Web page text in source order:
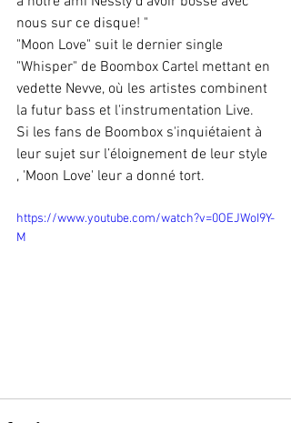
nous sur ce disque! "
"Moon Love" suit le dernier single
"Whisper" de Boombox Cartel mettant en
vedette Nevve, où les artistes combinent
la futur bass et l'instrumentation Live.
Si les fans de Boombox s'inquiétaient à
leur sujet sur l’éloignement de leur style
, 'Moon Love' leur a donné tort.
https://www.youtube.com/watch?v=0OEJWoI9Y-
M